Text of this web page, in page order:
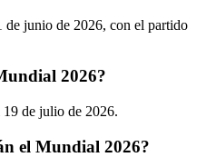
junio de 2026, con el partido
2026?
19 de julio de 2026.
el Mundial 2026?